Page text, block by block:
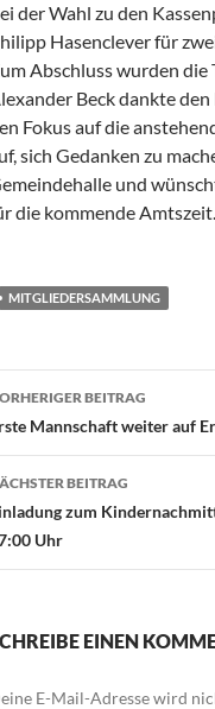
der Wahl zu den
Hasenclever für
Abschluss wurden
Beck dankte
Fokus auf die
sich Gedanken zu
und
die kommende Amtszeit.
MITGLIEDERSAMMLUNG
BEITRAG
Mannschaft weiter auf
BEITRAG
zum
Uhr
EINEN
E-Mail-Adresse wird